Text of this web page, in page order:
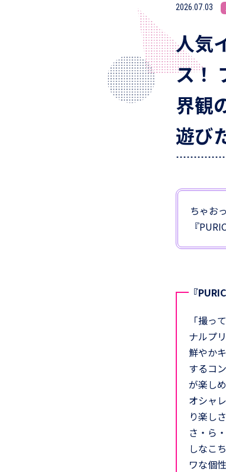
2026.07.03
人気
ス！
界観
遊び
ちゃお
『
『
「撮っ
ナルプ
鮮やか
するコ
が楽し
オシャ
り楽し
さ・ら
しなこ
ワな個